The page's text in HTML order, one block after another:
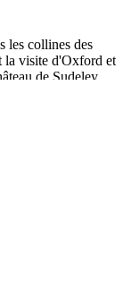
les collines des
la visite d'Oxford et
de Sudeley,
Water.